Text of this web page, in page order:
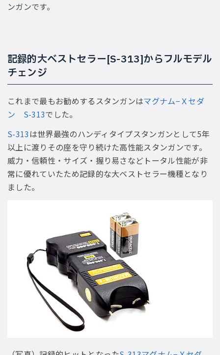
ンガンです。
記録的大ベストセラー[S-313]からフルモデル
チェンジ
これまで最もお勧めするスタンガンはマグナム−Ｘセダ
ン S-313でした。
S-313は世界最強のハンディタイプスタンガンとして5年
以上に渡りその座を守り続けた高性能スタンガンです。
威力・信頼性・サイズ・握り易さなどトータル性能が非
常に優れていたため記録的な大ベストセラー機種となり
ました。